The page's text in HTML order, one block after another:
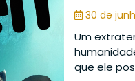
30 de
Um
que ele